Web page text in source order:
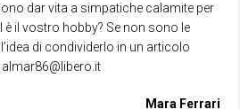
dar vita a simpatiche calamite per
il vostro hobby? Se non sono le
di condividerlo in un articolo
Mara Ferrari